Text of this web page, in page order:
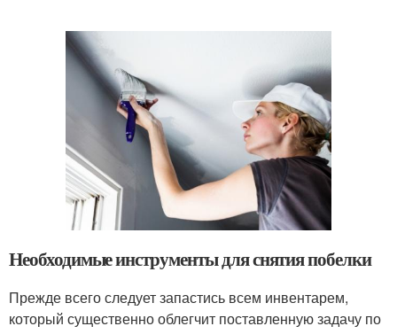
Необходимые инструменты для снятия побелки
Прежде всего следует запастись всем инвентарем,
который существенно облегчит поставленную задачу по